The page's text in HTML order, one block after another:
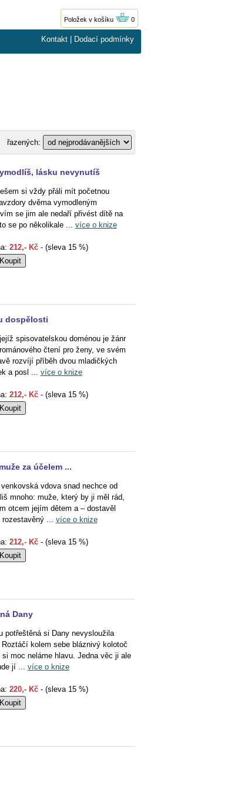
Položek v košíku 0
Kontakt Dodací podmínky
řazených:
lásku nevynutíš
si vždy přáli mít početnou
dvěma vymodleným
se jim ale nedaří přivést dítě na
se po několikale ... více o knize
212,- Kč- (sleva 15 %)
dospělosti
spisovatelskou doménou je žánr
čtení pro ženy, ve svém
rozvíjí příběh dvou mladičkých
a posl ... více o knize
212,- Kč- (sleva 15 %)
za účelem ...
vdova snad nechce od
mnoho: muže, který by ji měl rád,
otcem jejím dětem a – dostavěl
rozestavěný ... více o knize
212,- Kč- (sleva 15 %)
Dany
potřeštěná si Dany nevysloužila
Roztáčí kolem sebe bláznivý kolotoč
moc neláme hlavu. Jedna věc ji ale
jí ... více o knize
220,- Kč- (sleva 15 %)